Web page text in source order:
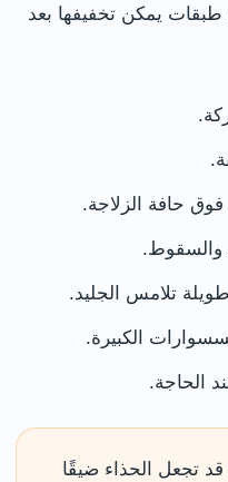
يمكن تخفيفها بعد
حافة الزلاجة.
والسقوط.
تلامس الجليد.
الكبيرة.
الحاجة.
قد تجعل الحذاء ضيقًا